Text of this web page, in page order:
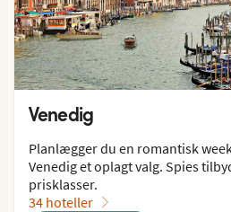
Venedig
Planlægger du en romantisk
Venedig et oplagt valg. Spies
prisklasser.
34 hoteller